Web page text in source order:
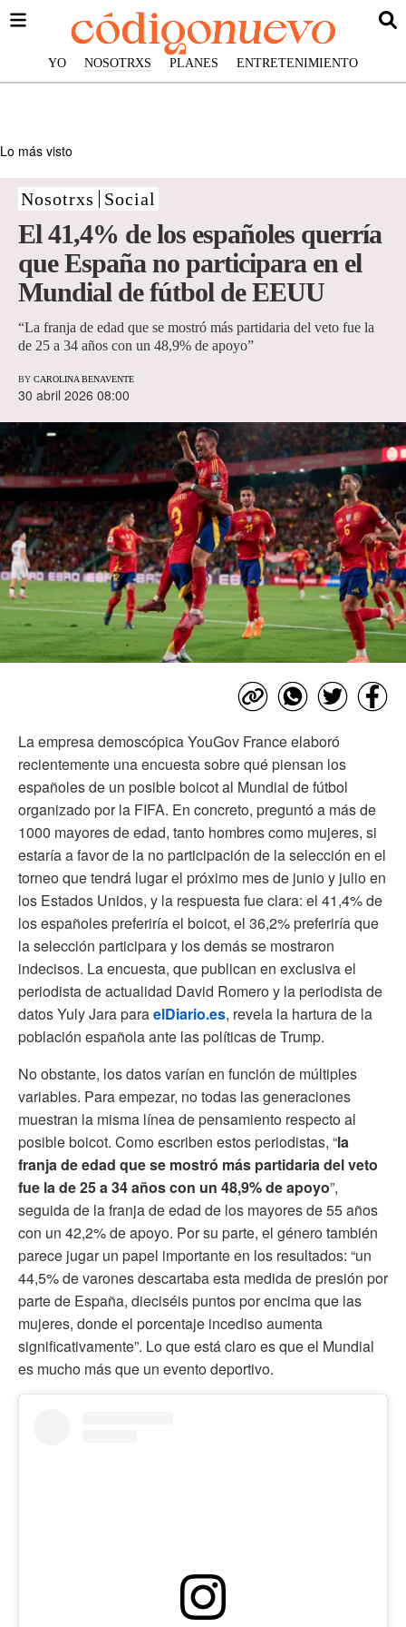
YO NOSOTRXS PLANES ENTRETENIMIENTO
Lo más visto
Nosotrxs Social
El 41,4% de los españoles querría
que España no participara en el
Mundial de fútbol de EEUU
“La franja de edad que se mostró más partidaria del veto fue la
de 25 a 34 años con un 48,9% de apoyo”
BY CAROLINA BENAVENTE
30 abril 2026 08:00
La empresa demoscópica YouGov France elaboró
recientemente una encuesta sobre qué piensan los
españoles de un posible boicot al Mundial de fútbol
organizado por la FIFA. En concreto, preguntó a más de
1000 mayores de edad, tanto hombres como mujeres, si
estaría a favor de la no participación de la selección en el
torneo que tendrá lugar el próximo mes de junio y julio en
los Estados Unidos, y la respuesta fue clara: el 41,4% de
los españoles preferiría el boicot, el 36,2% preferiría que
la selección participara y los demás se mostraron
indecisos. La encuesta, que publican en exclusiva el
periodista de actualidad David Romero y la periodista de
datos Yuly Jara paraelDiario.es, revela la hartura de la
población española ante las políticas de Trump.
No obstante, los datos varían en función de múltiples
variables. Para empezar, no todas las generaciones
muestran la misma línea de pensamiento respecto al
posible boicot. Como escriben estos periodistas, “la
franja de edad que se mostró más partidaria del veto
fue la de 25 a 34 años con un 48,9% de apoyo”,
seguida de la franja de edad de los mayores de 55 años
con un 42,2% de apoyo. Por su parte, el género también
parece jugar un papel importante en los resultados: “un
44,5% de varones descartaba esta medida de presión por
parte de España, dieciséis puntos por encima que las
mujeres, donde el porcentaje incediso aumenta
significativamente”. Lo que está claro es que el Mundial
es mucho más que un evento deportivo.